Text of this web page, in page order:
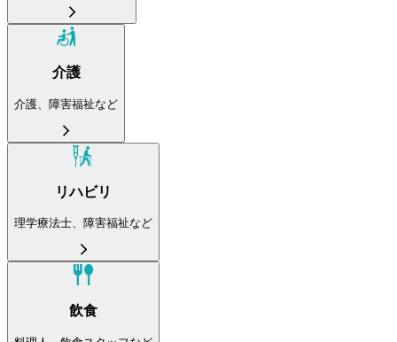
介護
介護、障害福祉など
リハビリ
理学療法士、障害福祉など
飲食